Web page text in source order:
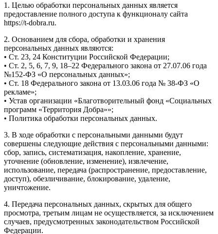
1. Целью обработки персональных данных является
предоставление полного доступа к функционалу сайта
https://t-dobra.ru.
2. Основанием для сбора, обработки и хранения
персональных данных являются:
• Ст. 23, 24 Конституции Российской Федерации;
• Ст. 2, 5, 6, 7, 9, 18–22 Федерального закона от 27.07.06 года
№152-ФЗ «О персональных данных»;
• Ст. 18 Федерального закона от 13.03.06 года № 38-ФЗ «О
рекламе»;
• Устав организации «Благотворительный фонд «Социальных
программ «Территория Добра»»;
• Политика обработки персональных данных.
3. В ходе обработки с персональными данными будут
совершены следующие действия с персональными данными:
сбор, запись, систематизация, накопление, хранение,
уточнение (обновление, изменение), извлечение,
использование, передача (распространение, предоставление,
доступ), обезличивание, блокирование, удаление,
уничтожение.
4. Передача персональных данных, скрытых для общего
просмотра, третьим лицам не осуществляется, за исключением
случаев, предусмотренных законодательством Российской
Федерации.